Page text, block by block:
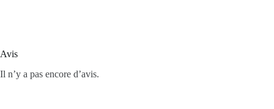
Avis
Il n’y a pas encore d’avis.